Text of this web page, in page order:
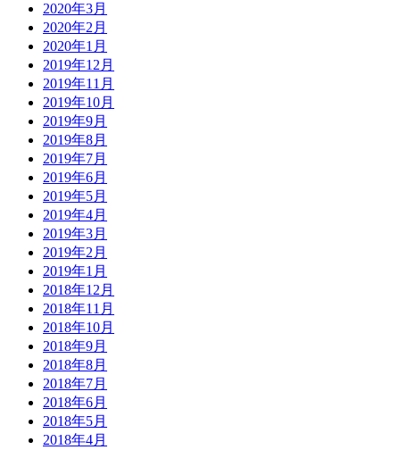
2020年3月
2020年2月
2020年1月
2019年12月
2019年11月
2019年10月
2019年9月
2019年8月
2019年7月
2019年6月
2019年5月
2019年4月
2019年3月
2019年2月
2019年1月
2018年12月
2018年11月
2018年10月
2018年9月
2018年8月
2018年7月
2018年6月
2018年5月
2018年4月